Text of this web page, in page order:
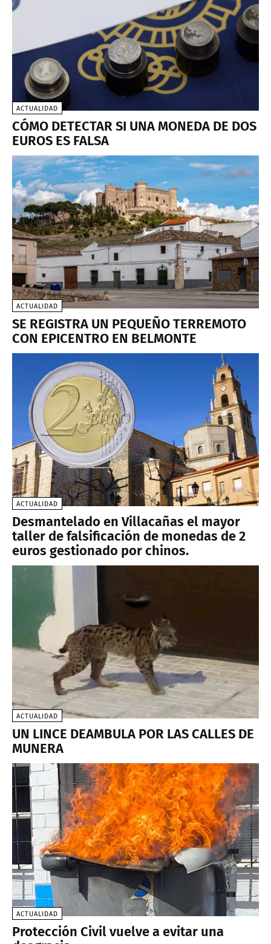
ACTUALIDAD
CÓMO DETECTAR SI UNA MONEDA DE DOS
EUROS ES FALSA
ACTUALIDAD
SE REGISTRA UN PEQUEÑO TERREMOTO
CON EPICENTRO EN BELMONTE
ACTUALIDAD
Desmantelado en Villacañas el mayor
taller de falsificación de monedas de 2
euros gestionado por chinos.
ACTUALIDAD
UN LINCE DEAMBULA POR LAS CALLES DE
MUNERA
ACTUALIDAD
Protección Civil vuelve a evitar una